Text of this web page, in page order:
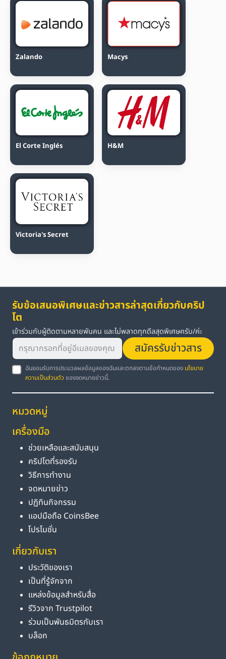
Zalando Macys
El Corte Inglés H&M
Victoria's Secret
รับข้อเสนอพิเศษและข่าวสารล่าสุดเกี่ยวกับคริป
โต
เข้าร่วมกับผู้ติดตามหลายพันคน และไม่พลาดทุกดีลสุดพิเศษครับ/ค่ะ
สมัครรับข่าวสาร
ฉันยอมรับการประมวลผลข้อมูลของฉันและตกลงตามข้อกำหนดของ นโยบาย
ความเป็นส่วนตัว ของจดหมายข่าวนี้.
หมวดหมู่
เครื่องมือ
ช่วยเหลือและสนับสนุน
คริปโตที่รองรับ
วิธีการทำงาน
จดหมายข่าว
ปฏิทินกิจกรรม
แอปมือถือ CoinsBee
โปรโมชั่น
เกี่ยวกับเรา
ประวัติของเรา
เป็นที่รู้จักจาก
แหล่งข้อมูลสำหรับสื่อ
รีวิวจาก Trustpilot
ร่วมเป็นพันธมิตรกับเรา
บล็อก